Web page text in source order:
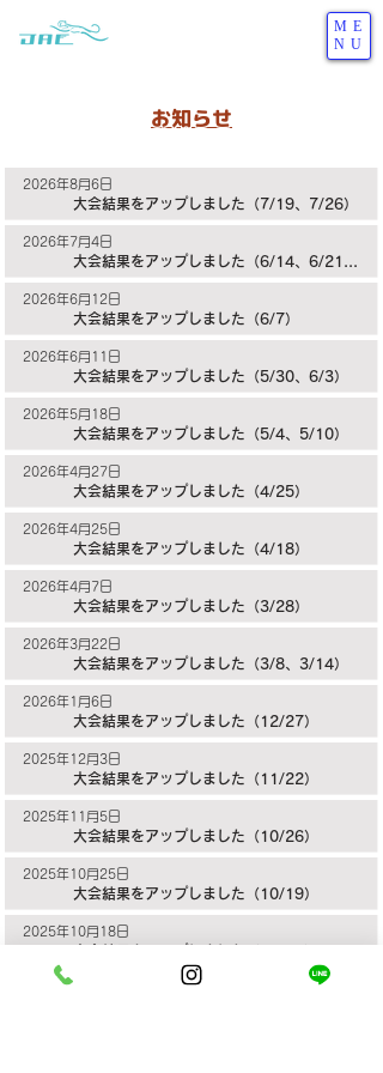
ME
NU
お知らせ
2026年8月6日
大会結果をアップしました（7/19、7/26）
2026年7月4日
2026年6月12日
大会結果をアップしました（6/7）
2026年6月11日
大会結果をアップしました（5/30、6/3）
2026年5月18日
大会結果をアップしました（5/4、5/10）
2026年4月27日
大会結果をアップしました（4/25）
2026年4月25日
大会結果をアップしました（4/18）
2026年4月7日
大会結果をアップしました（3/28）
2026年3月22日
大会結果をアップしました（3/8、3/14）
2026年1月6日
大会結果をアップしました（12/27）
2025年12月3日
大会結果をアップしました（11/22）
2025年11月5日
大会結果をアップしました（10/26）
2025年10月25日
大会結果をアップしました（10/19）
2025年10月18日
2025年9月30日